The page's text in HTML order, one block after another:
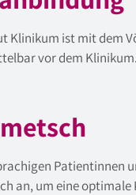
Klinikum ist mit dem
vor dem Klinikum.
Patientinnen
an, um eine